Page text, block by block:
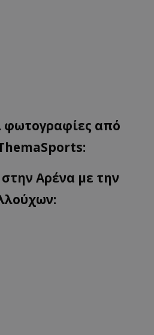
φωτογραφίες από
Αρένα με την